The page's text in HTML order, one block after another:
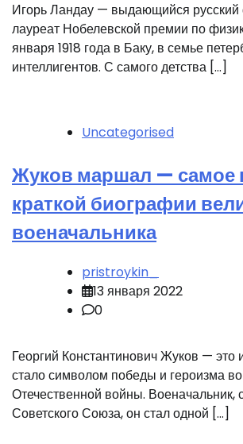
Игорь Ландау — выдающийся русский
лауреат Нобелевской премии по
января 1918 года в Баку, в семье
интеллигентов. С самого детства […]
Uncategorised
Жуков маршал — самое
краткой биографии
военачальника
pristroykin_
13 января 2022
0
Георгий Константинович Жуков — это
стало символом победы и героизма
Отечественной войны. Военачальник,
Советского Союза, он стал одной […]